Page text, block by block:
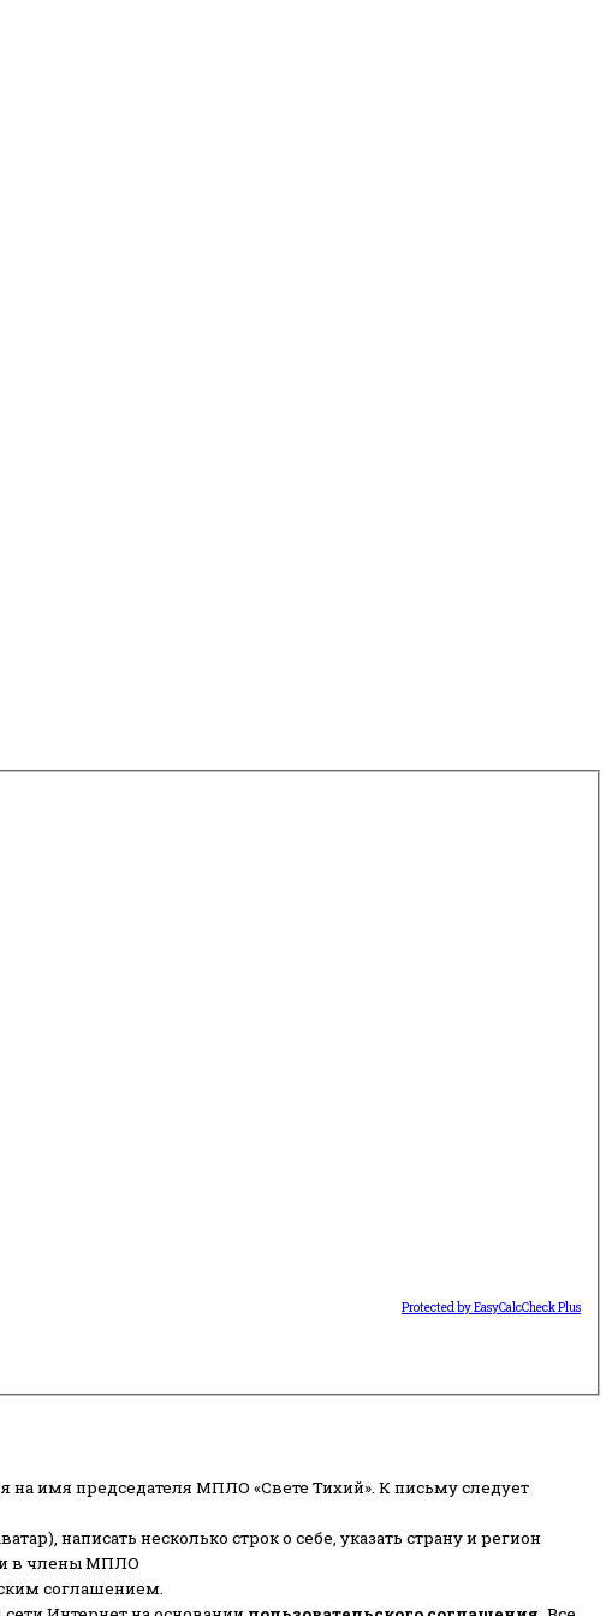
Protected by EasyCalcCheck Plus
на имя председателя МПЛО «Свете Тихий». К письму следует
написать несколько строк о себе, указать страну и регион
и в члены МПЛО
соглашением.